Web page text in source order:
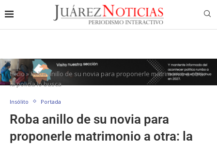
Inicio»Roba anillo de su novia para proponerle matrimonio a otra:
la policía lo busca
Insólito Portada
Roba anillo de su novia para
proponerle matrimonio a otra: la